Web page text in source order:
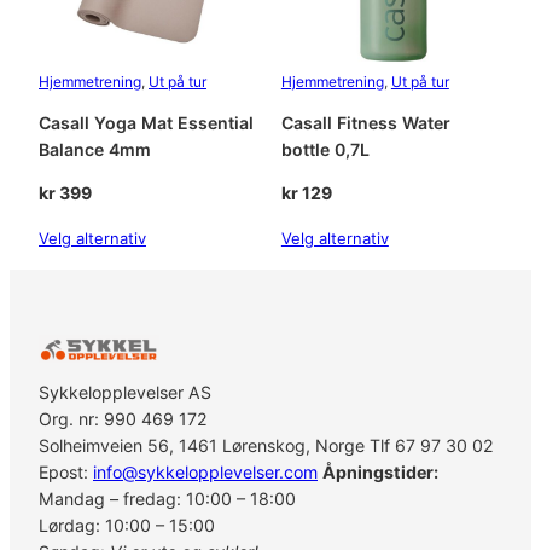
Hjemmetrening, Ut på tur
Casall Yoga Mat Essential
Balance 4mm
kr399
Velg alternativ
Hjemmetrening, Ut på tur
Casall Fitness Water
bottle 0,7L
kr129
Velg alternativ
Sykkelopplevelser AS
Org. nr: 990 469 172
Solheimveien 56, 1461 Lørenskog, Norge Tlf 67 97 30 02
Epost: info@sykkelopplevelser.com Åpningstider:
Mandag – fredag: 10:00 – 18:00
Lørdag: 10:00 – 15:00